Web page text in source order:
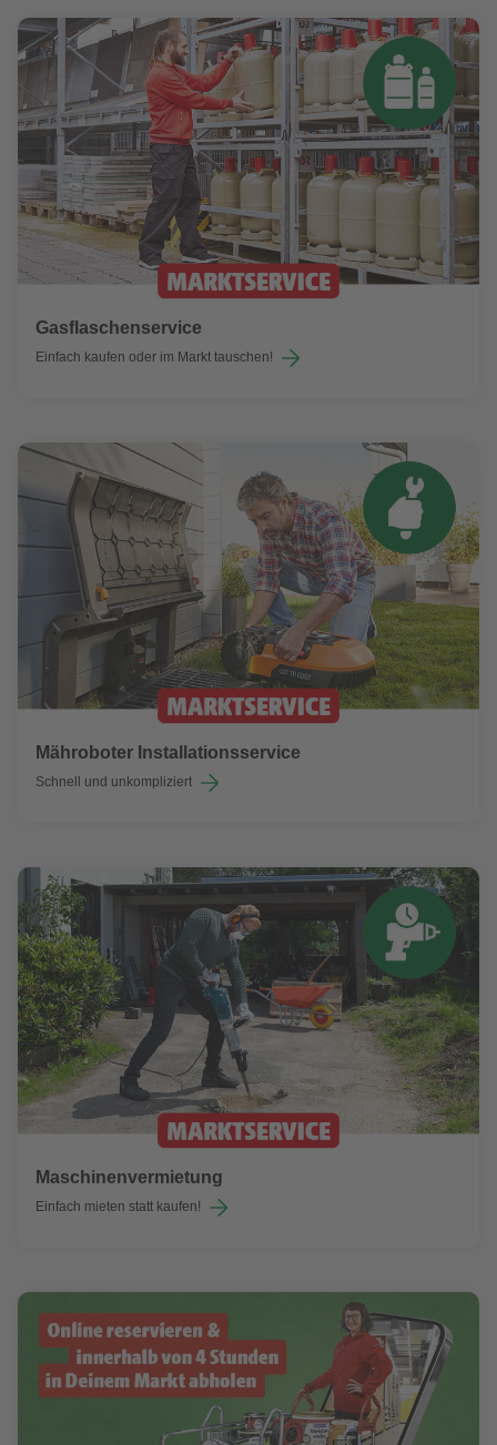
Gasflaschenservice
Einfach kaufen oder im Markt tauschen!
Mähroboter Installationsservice
Schnell und unkompliziert
Maschinenvermietung
Einfach mieten statt kaufen!